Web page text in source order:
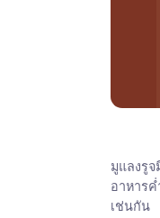
มูแลงรู
อาหารค่
เช่นกัน